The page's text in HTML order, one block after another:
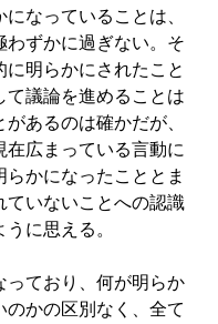
なっていることは、
わずかに過ぎない。そ
に明らかにされたこと
て議論を進めることは
あるのは確かだが、
在広まっている言動に
らかになったこととま
ていないことへの認識
に思える。
っており、何が明らか
のかの区別なく、全て